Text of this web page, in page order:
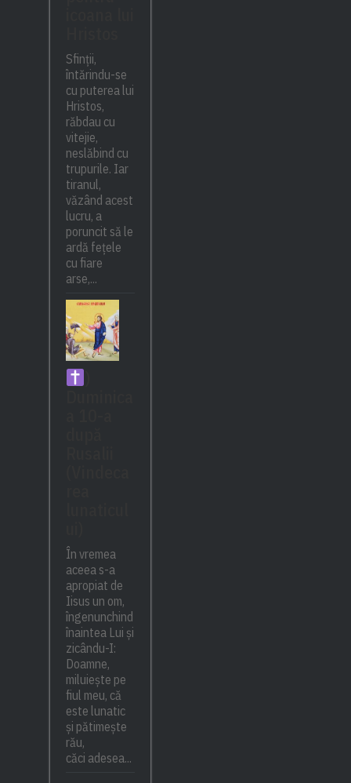
Sfinții,
întărindu-se
cu puterea lui
Hristos,
răbdau cu
vitejie,
neslăbind cu
trupurile. Iar
tiranul,
văzând acest
lucru, a
poruncit să le
ardă fețele
cu fiare
arse,...
În vremea
aceea s-a
apropiat de
Iisus un om,
îngenunchind
înaintea Lui și
zicându-I:
Doamne,
miluiește pe
fiul meu, că
este lunatic
și pătimește
rău,
căci adesea...